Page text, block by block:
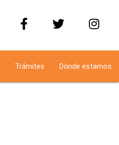
Trámites Dónde estamos